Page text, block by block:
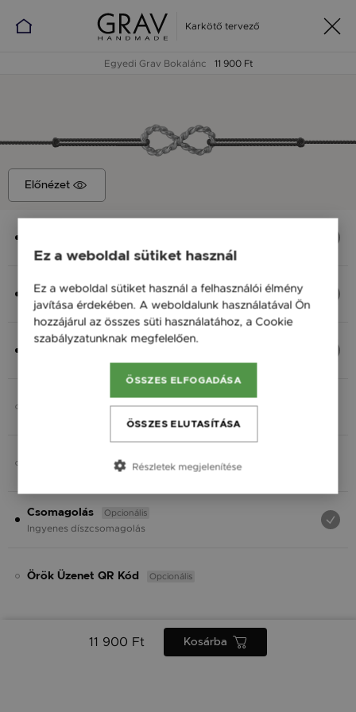
Karkötő tervező
Egyedi Grav Bokalánc 11 900 Ft
Előnézet
Ezüst 925, S - 20 cm
11 900 Ft
Fonal
Opcionális
Opcionális
Csomagolás Opcionális
Ingyenes díszcsomagolás
Örök Üzenet QR Kód Opcionális
11 900 Ft Kosárba
Ez a weboldal sütiket használ
Ez a weboldal sütiket használ a felhasználói élmény
javítása érdekében. A weboldalunk használatával Ön
hozzájárul az összes süti használatához, a Cookie
szabályzatunknak megfelelően.
ÖSSZES ELFOGADÁSA
ÖSSZES ELUTASÍTÁSA
Részletek megjelenítése